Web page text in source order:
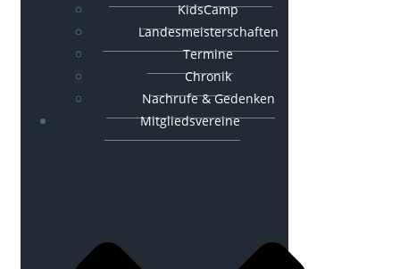
KidsCamp
Landesmeisterschaften
Termine
Chronik
Nachrufe & Gedenken
Mitgliedsvereine